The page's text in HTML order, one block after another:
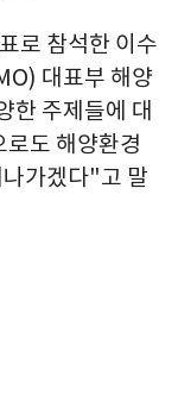
로 참석한 이수
대표부 해양
한 주제들에 대
도 해양환경
가겠다"고 말